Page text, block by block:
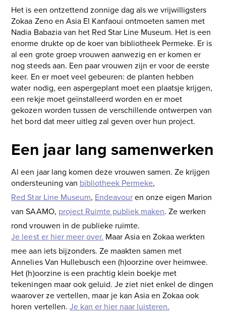
Het is een ontzettend zonnige dag als we vrijwilligsters
Zokaa Zeno en Asia El Kanfaoui ontmoeten samen met
Nadia Babazia van het Red Star Line Museum. Het is een
enorme drukte op de koer van bibliotheek Permeke. Er is
al een grote groep vrouwen aanwezig en er komen er
nog steeds aan. Een paar vrouwen zijn er voor de eerste
keer. En er moet veel gebeuren: de planten hebben
water nodig, een aspergeplant moet een plaatsje krijgen,
een rekje moet geïnstalleerd worden en er moet
gekozen worden tussen de verschillende ontwerpen van
het bord dat meer uitleg zal geven over hun project.
Een jaar lang samenwerken
Al een jaar lang komen deze vrouwen samen. Ze krijgen
ondersteuning van bibliotheek Permeke,
Red Star Line Museum, Endeavouren onze eigen Marion
van SAAMO, project Ruimte publiek maken. Ze werken
rond vrouwen in de publieke ruimte.
Je leest er hier meer over. Maar Asia en Zokaa werkten
mee aan iets bijzonders. Ze maakten samen met
Annelies Van Hullebusch een (h)oorzine over heimwee.
Het (h)oorzine is een prachtig klein boekje met
tekeningen maar ook geluid. Je ziet niet enkel de dingen
waarover ze vertellen, maar je kan Asia en Zokaa ook
horen vertellen. Je kan er hier naar luisteren.